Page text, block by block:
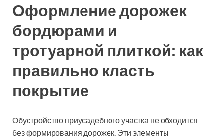
Оформление дорожек
бордюрами и
тротуарной плиткой: как
правильно класть
покрытие
Обустройство приусадебного участка не обходится
без формирования дорожек. Эти элементы